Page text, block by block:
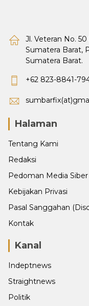
Jl. Veteran No.
Sumatera Barat,
Sumatera Barat.
+62 823-8841-
Halaman
Tentang Kami
Redaksi
Pedoman Media Siber
Kebijakan Privasi
Pasal Sanggahan
Kontak
Kanal
Indeptnews
Straightnews
Politik